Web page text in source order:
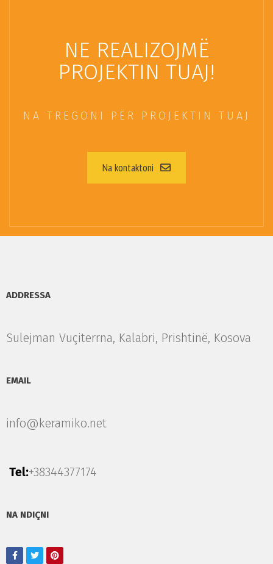
NE REALIZOJMË
PROJEKTIN TUAJ!
NA TREGONI PËR PROJEKTIN TUAJ
Na kontaktoni
ADDRESSA
Sulejman Vuçiterrna, Kalabri, Prishtinë, Kosova
EMAIL
info@keramiko.net
Tel:+38344377174
NA NDIÇNI